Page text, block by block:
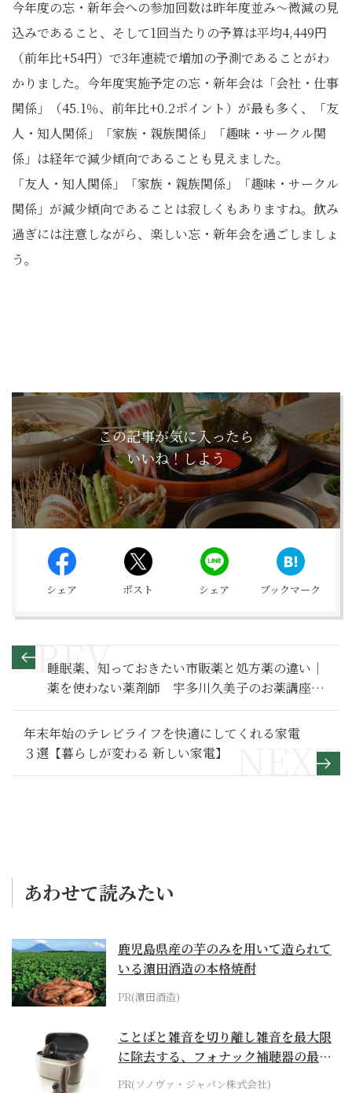
今年度の忘・新年会への参加回数は昨年度並み～微減の見
込みであること、そして1回当たりの予算は平均4,449円
（前年比+54円）で3年連続で増加の予測であることがわ
かりました。今年度実施予定の忘・新年会は「会社・仕事
関係」（45.1％、前年比+0.2ポイント）が最も多く、「友
人・知人関係」「家族・親族関係」「趣味・サークル関
係」は経年で減少傾向であることも見えました。
「友人・知人関係」「家族・親族関係」「趣味・サークル
関係」が減少傾向であることは寂しくもありますね。飲み
過ぎには注意しながら、楽しい忘・新年会を過ごしましょ
う。
この記事が気に入ったら
いいね！しよう
シェア ポスト シェア ブックマーク
睡眠薬、知っておきたい市販薬と処方薬の違い｜
薬を使わない薬剤師 宇多川久美子のお薬講座
【第9回】
年末年始のテレビライフを快適にしてくれる家電
３選【暮らしが変わる 新しい家電】
あわせて読みたい
鹿児島県産の芋のみを用いて造られて
いる濵田酒造の本格焼酎
PR(濵田酒造)
ことばと雑音を切り離し雑音を最大限
に除去する、フォナック補聴器の最上
位モデル
PR(ソノヴァ・ジャパン株式会社)